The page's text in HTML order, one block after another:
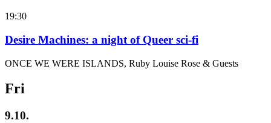
19:30
Desire Machines: a night of Queer sci-fi
ONCE WE WERE ISLANDS, Ruby Louise Rose & Guests
Fri
9.10.